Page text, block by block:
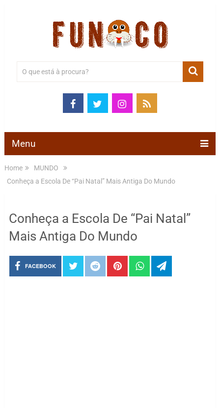
Menu
Home
MUNDO
Conheça a Escola De “Pai Natal” Mais Antiga Do Mundo
Conheça a Escola De “Pai Natal”
Mais Antiga Do Mundo
FACEBOOK